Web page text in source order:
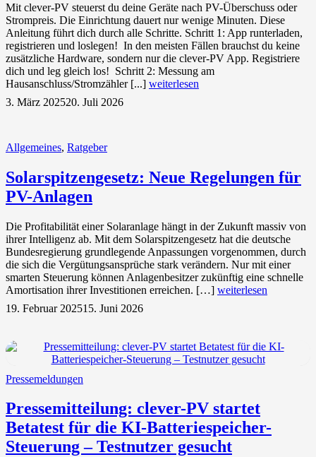
Mit clever-PV steuerst du deine Geräte nach PV-Überschuss oder
Strompreis. Die Einrichtung dauert nur wenige Minuten. Diese
Anleitung führt dich durch alle Schritte. Schritt 1: App runterladen,
registrieren und loslegen! In den meisten Fällen brauchst du keine
zusätzliche Hardware, sondern nur die clever-PV App. Registriere
dich und leg gleich los! Schritt 2: Messung am
Hausanschluss/Stromzähler [...] weiterlesen
3. März 202520. Juli 2026
Allgemeines, Ratgeber
Solarspitzengesetz: Neue Regelungen für
PV-Anlagen
Die Profitabilität einer Solaranlage hängt in der Zukunft massiv von
ihrer Intelligenz ab. Mit dem Solarspitzengesetz hat die deutsche
Bundesregierung grundlegende Anpassungen vorgenommen, durch
die sich die Vergütungsansprüche stark verändern. Nur mit einer
smarten Steuerung können Anlagenbesitzer zukünftig eine schnelle
Amortisation ihrer Investitionen erreichen. […] weiterlesen
19. Februar 202515. Juni 2026
Pressemeldungen
Pressemitteilung: clever-PV startet
Betatest für die KI-Batteriespeicher-
Steuerung – Testnutzer gesucht